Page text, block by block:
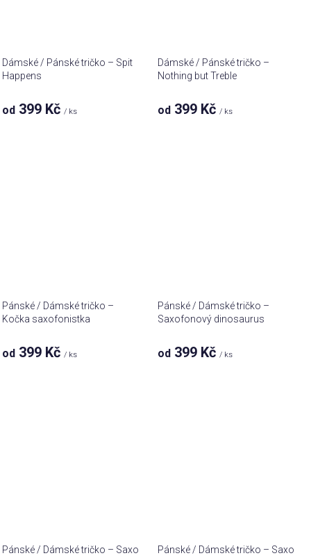
Dámské / Pánské tričko – Spit
Happens
od 399 Kč / ks
Dámské / Pánské tričko –
Nothing but Treble
od 399 Kč / ks
Pánské / Dámské tričko –
Kočka saxofonistka
od 399 Kč/ ks
Pánské / Dámské tričko –
Saxofonový dinosaurus
od 399 Kč/ ks
Pánské / Dámské tričko – Saxo
Pánské / Dámské tričko – Saxo